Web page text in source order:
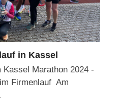
in Kassel
Kassel Marathon 2024 -
Firmenlauf Am